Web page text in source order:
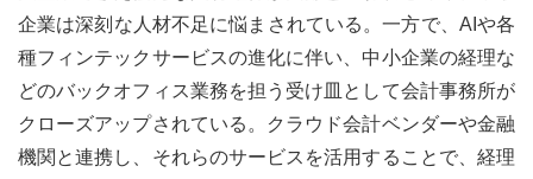
企業は深刻な人材不足に悩まされている。一方で、AIや各
種フィンテックサービスの進化に伴い、中小企業の経理な
どのバックオフィス業務を担う受け皿として会計事務所が
クローズアップされている。クラウド会計ベンダーや金融
機関と連携し、それらのサービスを活用することで、経理